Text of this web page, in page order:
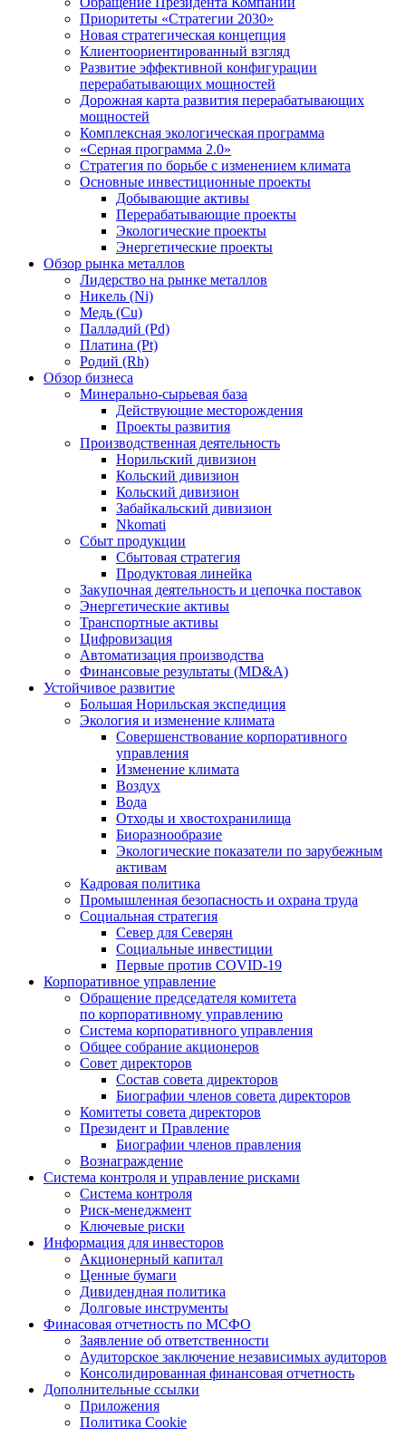
Приоритеты «Стратегии 2030»
Новая стратегическая концепция
Клиентоориентированный взгляд
Развитие эффективной конфигурации
перерабатывающих мощностей
Дорожная карта развития перерабатывающих
мощностей
Комплексная экологическая программа
«Серная программа 2.0»
Стратегия по борьбе с изменением климата
Основные инвестиционные проекты
Добывающие активы
Перерабатывающие проекты
Экологические проекты
Энергетические проекты
Обзор рынка металлов
Лидерство на рынке металлов
Никель (Ni)
Медь (Cu)
Палладий (Pd)
Платина (Pt)
Родий (Rh)
Обзор бизнеса
Минерально-сырьевая база
Действующие месторождения
Проекты развития
Производственная деятельность
Норильский дивизион
Кольский дивизион
Кольский дивизион
Забайкальский дивизион
Nkomati
Сбыт продукции
Сбытовая стратегия
Продуктовая линейка
Закупочная деятельность и цепочка поставок
Энергетические активы
Транспортные активы
Цифровизация
Автоматизация производства
Финансовые результаты (MD&A)
Устойчивое развитие
Большая Норильская экспедиция
Экология и изменение климата
Совершенствование корпоративного
управления
Изменение климата
Воздух
Вода
Отходы и хвостохранилища
Биоразнообразие
Экологические показатели по зарубежным
активам
Кадровая политика
Промышленная безопасность и охрана труда
Социальная стратегия
Север для Северян
Социальные инвестиции
Первые против COVID‑19
Корпоративное управление
Обращение председателя комитета
по корпоративному управлению
Система корпоративного управления
Общее собрание акционеров
Совет директоров
Состав совета директоров
Биографии членов совета директоров
Комитеты совета директоров
Президент и Правление
Биографии членов правления
Вознаграждение
Система контроля и управление рисками
Система контроля
Риск-менеджмент
Ключевые риски
Информация для инвесторов
Акционерный капитал
Ценные бумаги
Дивидендная политика
Долговые инструменты
Финасовая отчетность по МСФО
Заявление об ответственности
Аудиторское заключение независимых аудиторов
Консолидированная финансовая отчетность
Дополнительные ссылки
Приложения
Политика Cookie